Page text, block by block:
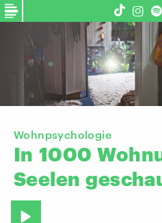
Wohnpsychologie
In 1000
Seelen